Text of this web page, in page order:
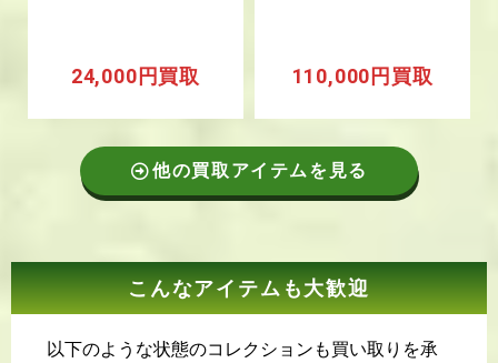
24,000円買取 110,000円買取
他の買取アイテムを見る
こんなアイテムも大歓迎
以下のような状態のコレクションも買い取りを承